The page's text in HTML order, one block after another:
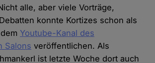
alle, aber viele Vorträge,
konnte Kortizes schon als
Youtube-Kanal des
Salons veröffentlichen. Als
ist letzte Woche dort auch